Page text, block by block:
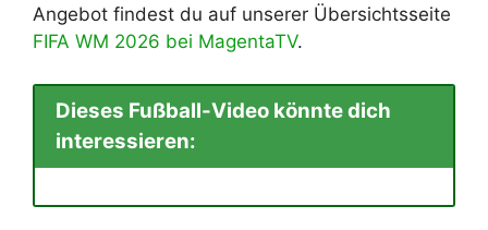
Angebot findest du auf unserer Übersichtsseite
FIFA WM 2026 bei MagentaTV.
Dieses Fußball-Video könnte dich
interessieren: